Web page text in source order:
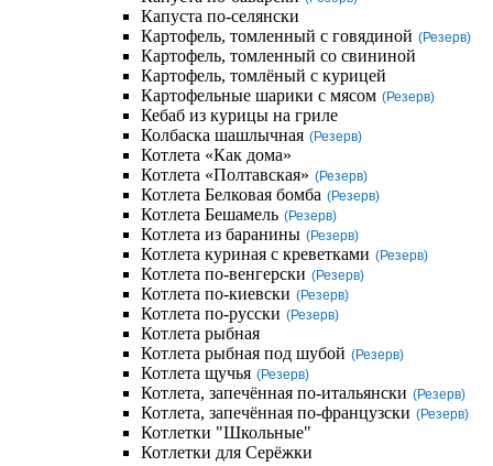
Капуста по-селянски
Картофель, томленный с говядиной (Резерв)
Картофель, томленный со свининой
Картофель, томлёный с курицей
Картофельные шарики с мясом (Резерв)
Кебаб из курицы на гриле
Колбаска шашлычная (Резерв)
Котлета «Как дома»
Котлета «Полтавская» (Резерв)
Котлета Белковая бомба (Резерв)
Котлета Бешамель (Резерв)
Котлета из баранины (Резерв)
Котлета куриная с креветками (Резерв)
Котлета по-венгерски (Резерв)
Котлета по-киевски (Резерв)
Котлета по-русски (Резерв)
Котлета рыбная
Котлета рыбная под шубой (Резерв)
Котлета щучья (Резерв)
Котлета, запечённая по-итальянски (Резерв)
Котлета, запечённая по-французски (Резерв)
Котлетки "Школьные"
Котлетки для Серёжки